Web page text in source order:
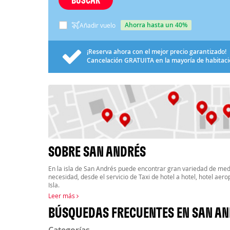
Añadir vuelo ahorra hasta un 40%
¡Reserva ahora con el mejor precio garantizado!
Cancelación GRATUITAen la mayoría de
SOBRE SAN ANDRÉS
En la isla de San Andrés puede encontrar gran variedad de
necesidad, desde el servicio de Taxi de hotel a hotel, hotel
Isla.
Leer más
BÚSQUEDAS FRECUENTES EN SAN